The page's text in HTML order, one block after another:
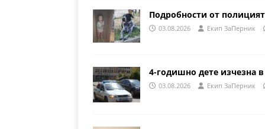
Подробности от
03.08.2026 Eкип ЗаПерник
4-годишно дете изчезна
03.08.2026 Eкип ЗаПерник